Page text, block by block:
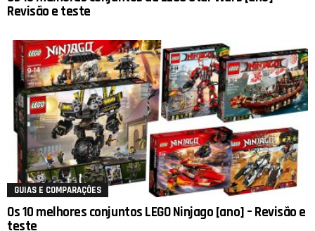
Revisão e teste
GUIAS E COMPARAÇÕES
Os 10 melhores conjuntos LEGO Ninjago [ano] – Revisão e
teste